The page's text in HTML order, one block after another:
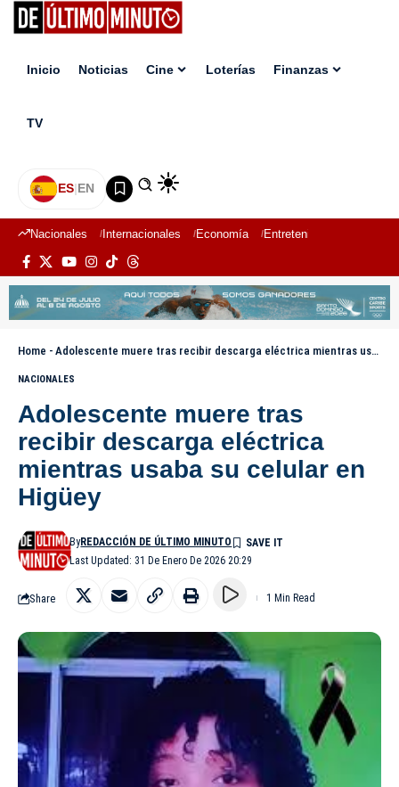
Inicio Noticias Cine Loterías Finanzas
TV
ES|EN
Nacionales Internacionales Economía Entretenimiento
Home - Adolescente muere tras recibir descarga eléctrica mientras usaba su celular en Higüey
NACIONALES
Adolescente muere tras
recibir descarga eléctrica
mientras usaba su celular en
Higüey
Last Updated: 31 De Enero De 2026 20:29
ByREDACCIÓN DE ÚLTIMO MINUTO
Share 1 Min Read